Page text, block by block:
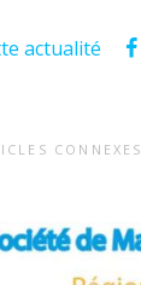
actualité
CONNEXES